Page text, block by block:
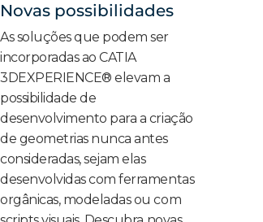
Novas possibilidades
As soluções que podem ser
incorporadas ao CATIA
3DEXPERIENCE® elevam a
possibilidade de
desenvolvimento para a criação
de geometrias nunca antes
consideradas, sejam elas
desenvolvidas com ferramentas
orgânicas, modeladas ou com